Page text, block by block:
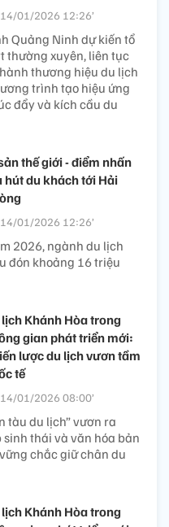
14/01/2026 12:26’
Quảng Ninh dự kiến tổ
thường xuyên, liên tục
thương hiệu du lịch
trình tạo hiệu ứng
đẩy và kích cầu du
thế giới - điểm nhấn
hút du khách tới Hải
14/01/2026 12:26’
2026, ngành du lịch
đón khoảng 16 triệu
lịch Khánh Hòa trong
gian phát triển mới:
lược du lịch vươn tầm
tế
14/01/2026 08:00’
tàu du lịch” vươn ra
thái và văn hóa bản
chắc giữ chân du
lịch Khánh Hòa trong